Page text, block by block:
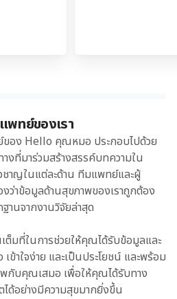
พทย์ของเรา
อง Hello คุณหมอ ประกอบไปด้วย
งที่มาร่วมสร้างสรรค์บทความใน
วชาญในแต่ละด้าน ทีมแพทย์และผู้
งว่าข้อมูลด้านสุขภาพของเราถูกต้อง
านจากงานวิจัยล่าสุด
ต็มที่ในการช่วยให้คุณได้รับข้อมูลและ
ข้าใจง่าย และเป็นประโยชน์ และพร้อม
พกับคุณเสมอ เพื่อให้คุณได้รับทาง
ได้อย่างมีความสุขมากยิ่งขึ้น